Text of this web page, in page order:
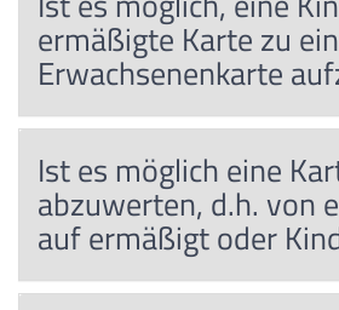
ermäßigte Karte zu
Erwachsenenkarte
Ist es möglich eine
abzuwerten, d.h. von
auf ermäßigt oder